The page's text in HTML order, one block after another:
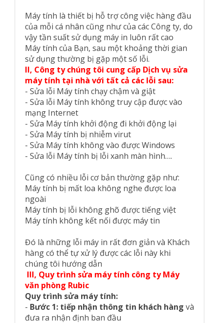
Máy tính là thiết bị hỗ trợ công việc hàng đầu
của mỗi cá nhân cũng như của các Công ty, do
vậy tần suất sử dụng máy in luôn rất cao
Máy tính của Bạn, sau một khoảng thời gian
sử dụng thường bị gặp một số lỗi.
II, Công ty chúng tôi cung cấp Dịch vụ sửa
máy tính tại nhà với tất cả các lỗi sau:
- Sửa lỗi Máy tính chạy chậm và giật
- Sửa lỗi Máy tính không truy cập được vào
mạng Internet
- Sửa Máy tính khởi động đi khởi động lại
- Sửa Máy tính bị nhiễm virut
- Sửa Máy tính không vào được Windows
- Sửa lỗi Máy tính bị lỗi xanh màn hình….
Cũng có nhiều lỗi cơ bản thường gặp như:
Máy tính bị mất loa không nghe được loa
ngoài
Máy tính bị lỗi không ghõ được tiếng việt
Máy tính không kết nối được máy tin
Đó là những lỗi máy in rất đơn giản và Khách
hàng có thể tự xử lý được các lỗi này khi
chúng tôi hướng dẫn
III, Quy trình sửa máy tính công ty Máy
văn phòng Rubic
Quy trình sửa máy tính:
- Bước 1: tiếp nhận thông tin khách hàng và
đưa ra nhận định ban đầu